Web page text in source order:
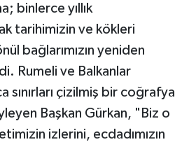
binlerce yıllık
tarihimizin ve kökleri
bağlarımızın yeniden
Rumeli ve Balkanlar
sınırları çizilmiş bir coğrafya
Başkan Gürkan, "Biz o
izlerini, ecdadımızın